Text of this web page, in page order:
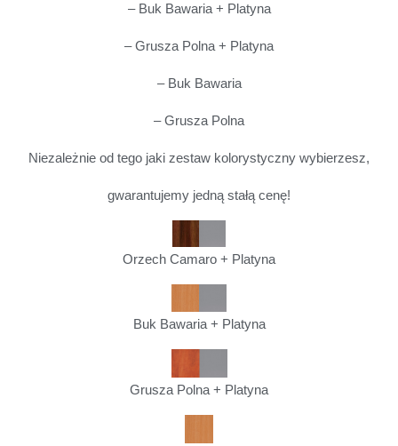
– Buk Bawaria + Platyna
– Grusza Polna + Platyna
– Buk Bawaria
– Grusza Polna
Niezależnie od tego jaki zestaw kolorystyczny wybierzesz,
gwarantujemy jedną stałą cenę!
Orzech Camaro + Platyna
Buk Bawaria + Platyna
Grusza Polna + Platyna